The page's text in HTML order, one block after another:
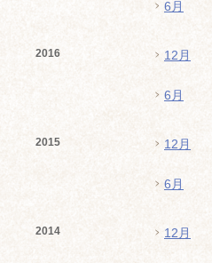
6月
2016 12月
6月
2015 12月
6月
2014 12月